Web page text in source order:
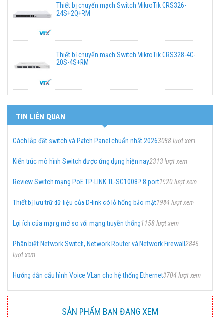
Thiết bị chuyển mạch Switch MikroTik CRS326-
24S+2Q+RM
Thiết bị chuyển mạch Switch MikroTik CRS328-4C-
20S-4S+RM
TIN LIÊN QUAN
Cách lắp đặt switch và Patch Panel chuẩn nhất 20263088 lượt xem
Kiến trúc mô hình Switch được ứng dụng hiện nay2313 lượt xem
Review Switch mạng PoE TP-LINK TL-SG1008P 8 port1920 lượt xem
Thiết bị lưu trữ dữ liệu của D-link có lỗ hổng bảo mật1984 lượt xem
Lợi ích của mạng mở so với mạng truyền thống1158 lượt xem
Phân biệt Network Switch, Network Router và Network Firewall 2846
lượt xem
Hướng dẫn cấu hình Voice VLan cho hệ thống Ethernet3704 lượt xem
SẢN PHẨM BẠN ĐANG XEM